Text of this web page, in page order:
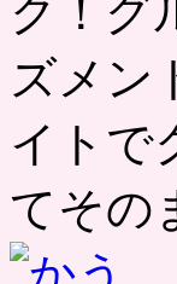
ク！グ
ズメン
イトで
てその